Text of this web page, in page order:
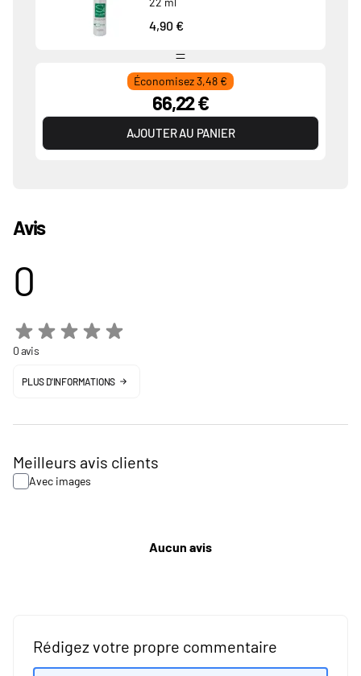
4,90 €
Économisez 3,48 €
66,22 €
AJOUTER AU PANIER
Avis
0
0 avis
PLUS D'INFORMATIONS
Meilleurs avis clients
Avec images
Aucun avis
Rédigez votre propre commentaire